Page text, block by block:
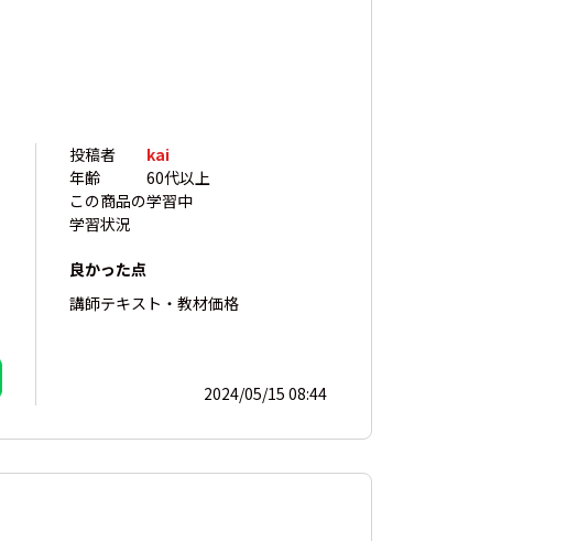
投稿者
kai
年齢
60代以上
この商品の
学習状況
学習中
良かった点
講師テキスト・教材価格
2024/05/15 08:44